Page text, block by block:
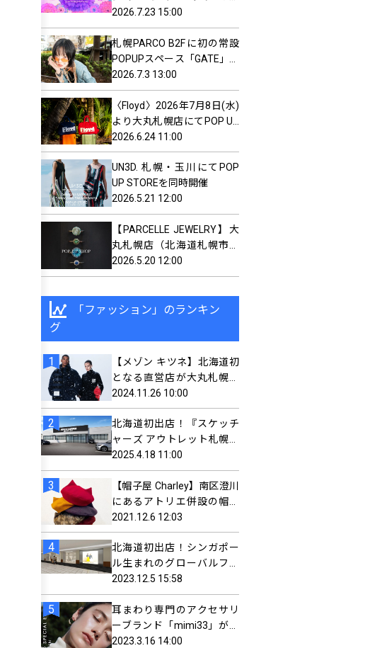
2026AW』2026年11月22日
(日)開催！第1弾出演者に井
本彩花や川口ゆりな、鶴嶋
乃愛、中野恵那ら豪華メン
バーが決定！
2026.7.23 15:00
札幌PARCO B2Fに初の常設
POPUPスペース「GATE」が
オープン
2026.7.3 13:00
〈Floyd〉2026年7月8日(水)
より大丸札幌店にてPOP UP
SHOPを期間限定オープン
2026.6.24 11:00
UN3D. 札幌・玉川にてPOP
UP STOREを同時開催
2026.5.21 12:00
【PARCELLE JEWELRY】大
丸札幌店（北海道札幌市）
で POP UP SHOP を開催
2026.5.20 12:00
「ファッション」のランキン
グ
【メゾン キツネ】北海道初
となる直営店が大丸札幌店
にオープン
2024.11.26 10:00
北海道初出店！『スケッチ
ャーズ アウトレット札幌上
野幌店』2025年4月24日
(木)NEW OPEN！
2025.4.18 11:00
【帽子屋 Charley】南区澄川
にあるアトリエ併設の帽子
屋！サイズが合わない場合
は“カスタムオーダー”も
2021.12.6 12:03
北海道初出店！シンガポー
ル生まれのグローバルファ
ッションブランド
「CHARLES & KEITH(チャー
ルズ＆キース)」がさっぽろ
地下街にオープン
2023.12.5 15:58
耳まわり専門のアクセサリ
ーブランド「mimi33」が札
幌ステラプレイスにオープ
2023.3.16 14:00